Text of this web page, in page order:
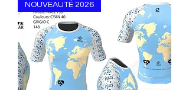
NOUVEAUTÉ 2026